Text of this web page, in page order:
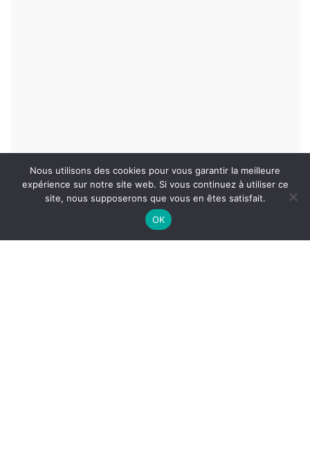
Nous utilisons des cookies pour vous garantir la meilleure
expérience sur notre site web. Si vous continuez à utiliser ce
site, nous supposerons que vous en êtes satisfait.
OK